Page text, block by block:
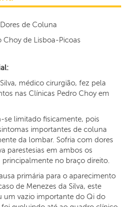
Dores de Coluna
Choy de Lisboa-Picoas
médico cirurgião, fez pela
nas Clínicas Pedro Choy em
se limitado fisicamente, pois
importantes de coluna
da lombar. Sofria com dores
parestesias em ambos os
no braço direito.
primária para o aparecimento
de Menezes da Silva, este
um vazio importante do Qi do